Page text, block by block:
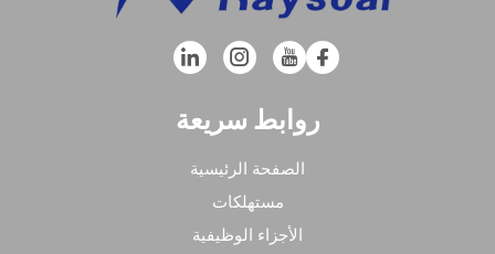
روابط سريعة
الصفحة الرئيسية
مستهلكات
الأجزاء الوظيفية